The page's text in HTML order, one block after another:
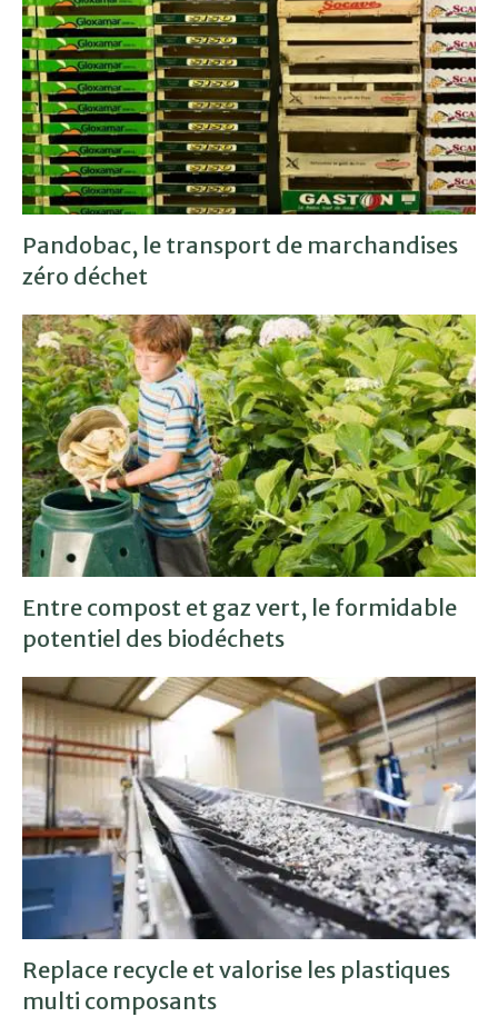
Pandobac, le transport de marchandises
zéro déchet
Entre compost et gaz vert, le formidable
potentiel des biodéchets
Replace recycle et valorise les plastiques
multi composants